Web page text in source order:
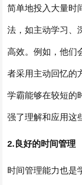
简单地投入大量时
法，如主动学习、
高效。例如，他们
者采用主动回忆的
学霸能够在较短的
强了理解和应用这
2.良好的时间管理
时间管理能力也是